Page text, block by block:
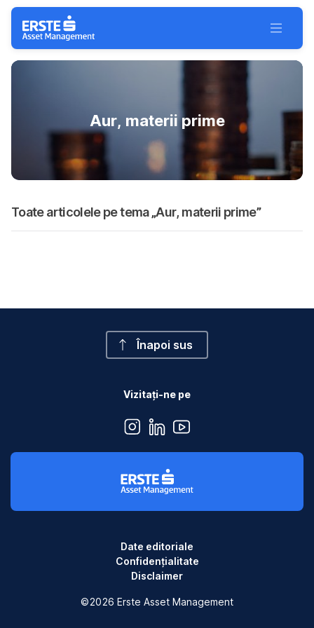
Salt navigare
Toggle
Aur, materii prime
Toate articolele pe tema „Aur, materii prime”
Înapoi sus
Vizitați-ne pe
instagram
linkedinyoutube
Date editoriale
Confidențialitate
Disclaimer
©2026 Erste Asset Management